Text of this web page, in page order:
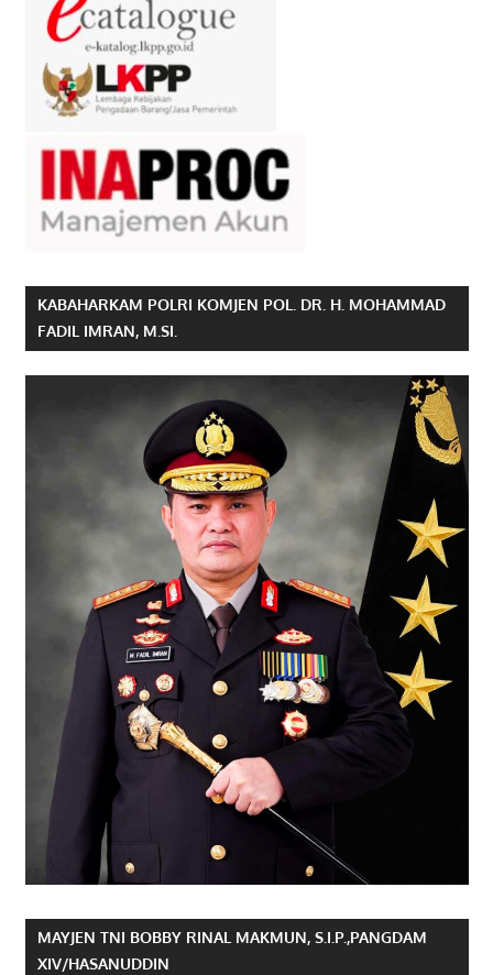
KABAHARKAM POLRI KOMJEN POL. DR. H. MOHAMMAD
FADIL IMRAN, M.SI.
MAYJEN TNI BOBBY RINAL MAKMUN, S.I.P.,PANGDAM
XIV/HASANUDDIN